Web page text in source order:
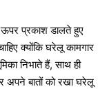
ऊपर प्रकाश डालते हुए
क्योंकि घरेलू कामगार
निभाते हैं, साथ ही
अपने बातों को रखा घरेलू